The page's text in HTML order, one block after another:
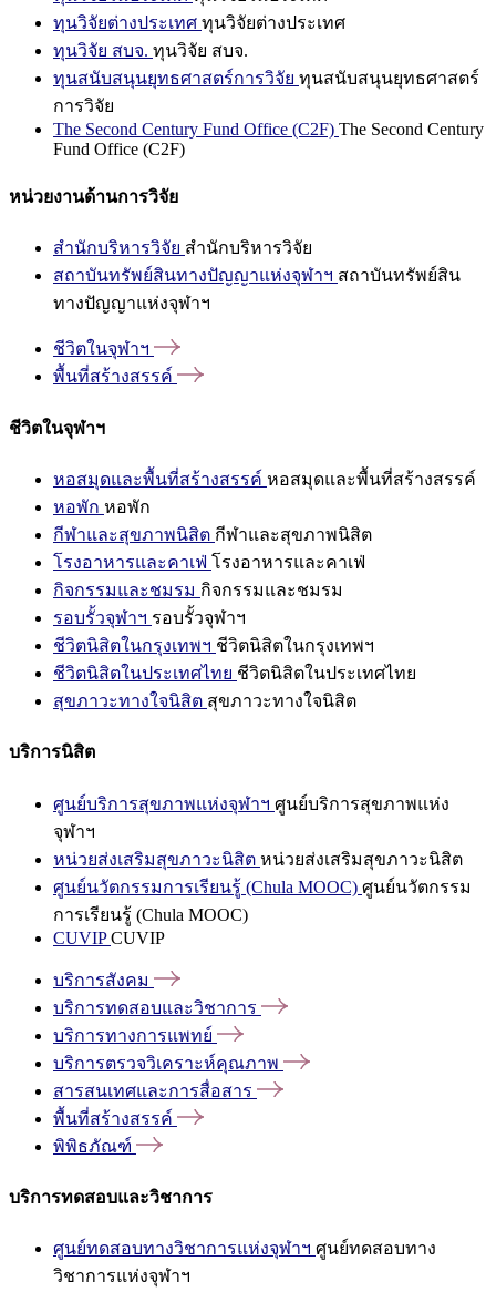
ทุนวิจัยต่างประเทศ ทุนวิจัยต่างประเทศ
ทุนวิจัย สบจ. ทุนวิจัย สบจ.
ทุนสนับสนุนยุทธศาสตร์การวิจัย ทุนสนับสนุนยุทธศาสตร์
การวิจัย
The Second Century Fund Office (C2F) The Second Century
Fund Office (C2F)
หน่วยงานด้านการวิจัย
สำนักบริหารวิจัย สำนักบริหารวิจัย
สถาบันทรัพย์สินทางปัญญาแห่งจุฬาฯ สถาบันทรัพย์สิน
ทางปัญญาแห่งจุฬาฯ
ชีวิตในจุฬาฯ
พื้นที่สร้างสรรค์
ชีวิตในจุฬาฯ
หอสมุดและพื้นที่สร้างสรรค์ หอสมุดและพื้นที่สร้างสรรค์
หอพัก หอพัก
กีฬาและสุขภาพนิสิต กีฬาและสุขภาพนิสิต
โรงอาหารและคาเฟ่ โรงอาหารและคาเฟ่
กิจกรรมและชมรม กิจกรรมและชมรม
รอบรั้วจุฬาฯ รอบรั้วจุฬาฯ
ชีวิตนิสิตในกรุงเทพฯ ชีวิตนิสิตในกรุงเทพฯ
ชีวิตนิสิตในประเทศไทย ชีวิตนิสิตในประเทศไทย
สุขภาวะทางใจนิสิต สุขภาวะทางใจนิสิต
บริการนิสิต
ศูนย์บริการสุขภาพแห่งจุฬาฯ ศูนย์บริการสุขภาพแห่ง
จุฬาฯ
หน่วยส่งเสริมสุขภาวะนิสิต หน่วยส่งเสริมสุขภาวะนิสิต
ศูนย์นวัตกรรมการเรียนรู้ (Chula MOOC) ศูนย์นวัตกรรม
การเรียนรู้ (Chula MOOC)
CUVIPCUVIP
บริการสังคม
บริการทดสอบและวิชาการ
บริการทางการแพทย์
บริการตรวจวิเคราะห์คุณภาพ
สารสนเทศและการสื่อสาร
พื้นที่สร้างสรรค์
พิพิธภัณฑ์
บริการทดสอบและวิชาการ
ศูนย์ทดสอบทางวิชาการแห่งจุฬาฯ ศูนย์ทดสอบทาง
วิชาการแห่งจุฬาฯ